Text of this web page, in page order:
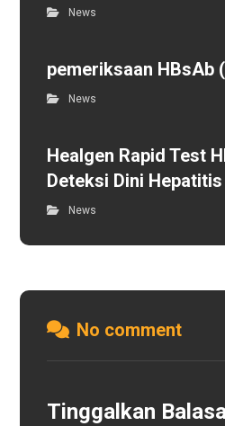
News
pemeriksaan HBsAb
News
Healgen Rapid Test
Deteksi Dini Hepatitis
News
No comment
Tinggalkan